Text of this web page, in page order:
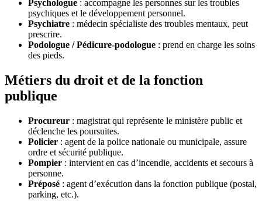
Psychologue : accompagne les personnes sur les troubles
psychiques et le développement personnel.
Psychiatre : médecin spécialiste des troubles mentaux, peut
prescrire.
Podologue / Pédicure-podologue : prend en charge les soins
des pieds.
Métiers du droit et de la fonction
publique
Procureur : magistrat qui représente le ministère public et
déclenche les poursuites.
Policier : agent de la police nationale ou municipale, assure
ordre et sécurité publique.
Pompier : intervient en cas d’incendie, accidents et secours à
personne.
Préposé : agent d’exécution dans la fonction publique (postal,
parking, etc.).